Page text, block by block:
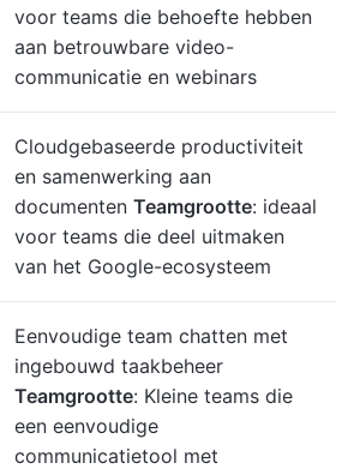
voor teams die behoefte hebben
aan betrouwbare video-
communicatie en webinars
Cloudgebaseerde productiviteit
en samenwerking aan
documenten Teamgrootte: ideaal
voor teams die deel uitmaken
van het Google-ecosysteem
Eenvoudige team chatten met
ingebouwd taakbeheer
Teamgrootte: Kleine teams die
een eenvoudige
communicatietool met